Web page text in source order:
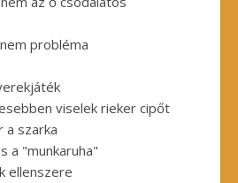
probléma
viselek rieker cipőt
a szarka
a "munkaruha"
ellenszere